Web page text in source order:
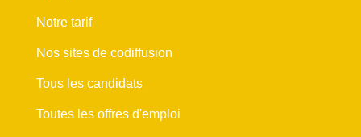
Notre tarif
Nos sites de codiffusion
Tous les candidats
Toutes les offres d'emploi